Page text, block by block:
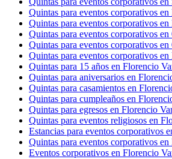
Quintas para eventos corporativos en
Quintas para eventos corporativos en
Quintas para eventos corporativos en
Quintas para eventos corporativos en
Quintas para eventos corporativos
Quintas para 15 años en Florencio
Quintas para aniversarios en
Quintas para casamientos en
Quintas para cumpleaños en
Quintas para egresos en Florencio
Quintas para eventos religiosos en
Estancias para eventos corporativos
Quintas para eventos corporativos
Eventos corporativos en Florencio